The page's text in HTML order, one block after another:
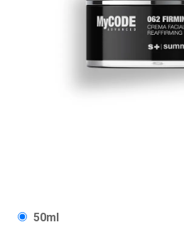
50ml